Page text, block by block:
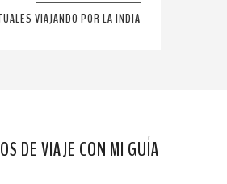
VIAJANDO POR LA INDIA
DE VIAJE CON MI GUÍA